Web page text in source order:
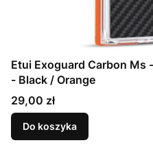
Etui Exoguard Carbon Ms
- Black / Orange
Cena
29,00 zł
Do koszyka